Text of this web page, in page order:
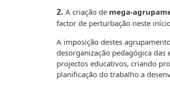
2. A criação de mega-
factor de perturbação neste
A imposição destes
desorganização pedagógica
projectos educativos, criando
planificação do trabalho a